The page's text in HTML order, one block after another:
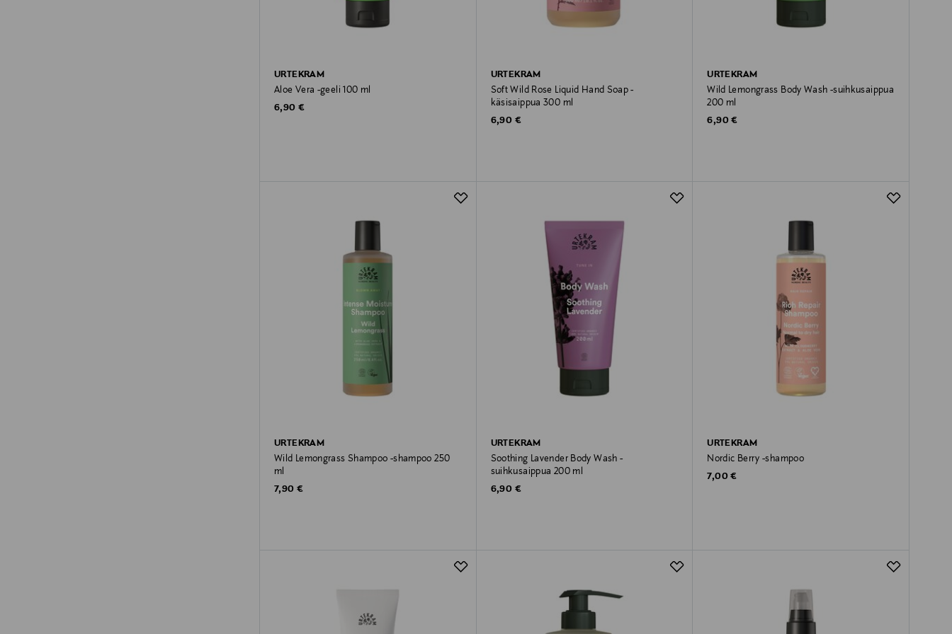
URTEKRAM
Aloe Vera -geeli 100 ml
Original Price
6,90 €
URTEKRAM
Soft Wild Rose Liquid Hand Soap -
käsisaippua 300 ml
Original Price
6,90 €
URTEKRAM
Wild Lemongrass Body Wash -suihkusaippua
200 ml
Original Price
6,90 €
URTEKRAM
Wild Lemongrass Shampoo -shampoo 250
ml
Original Price
7,90 €
URTEKRAM
Soothing Lavender Body Wash -
suihkusaippua 200 ml
Original Price
6,90 €
URTEKRAM
Nordic Berry -shampoo
Original Price
7,00 €